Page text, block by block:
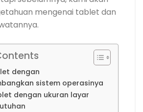
mengenai tablet dan
dengan
sistem operasinya
dengan ukuran layar